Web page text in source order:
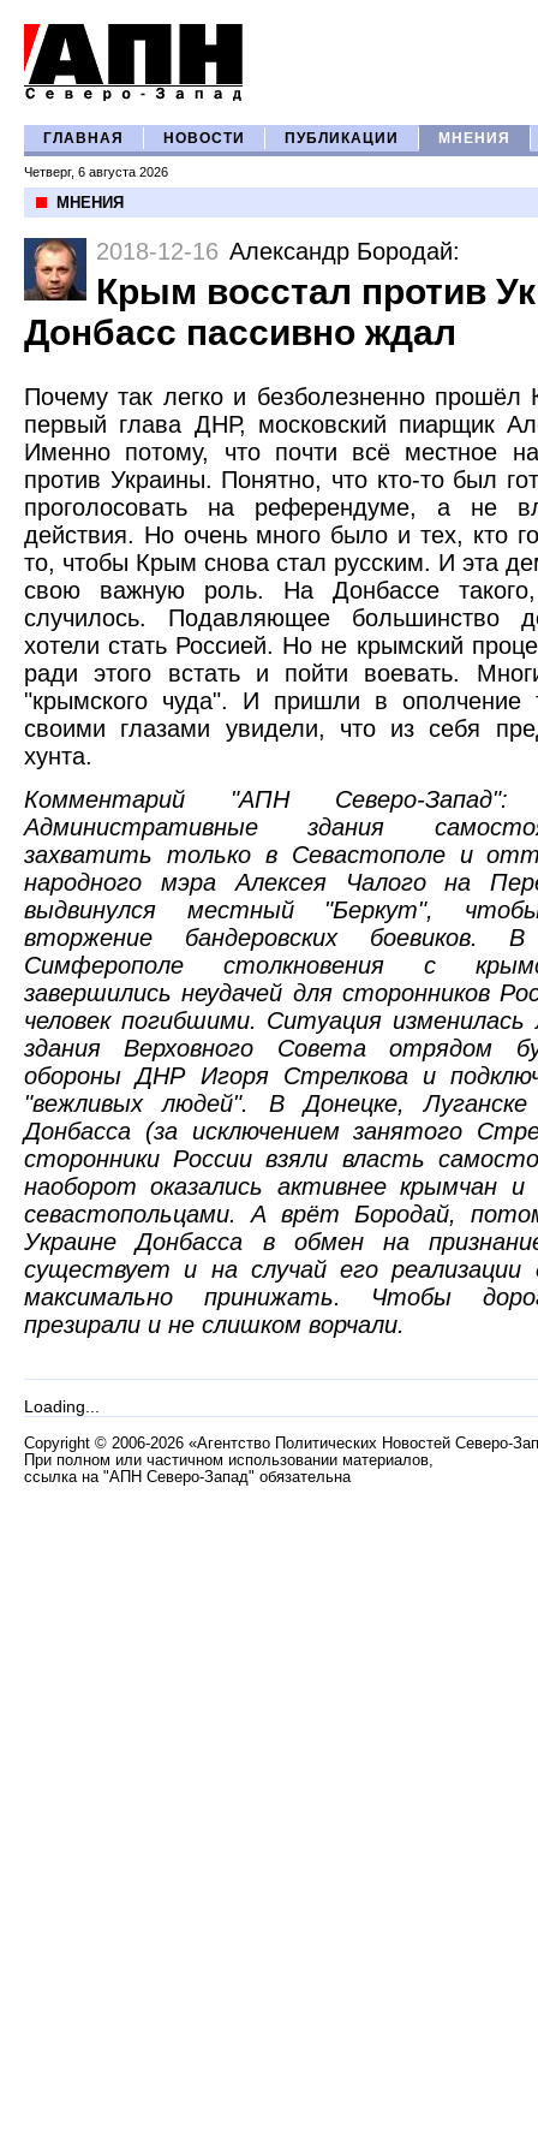
ГЛАВНАЯ НОВОСТИ ПУБЛИКАЦИИ МНЕНИЯ
Четверг, 6 августа 2026
МНЕНИЯ
2018-12-16 Александр Бородай:
Крым восстал против
Донбасс пассивно ждал
Почему так легко и безболезненно
первый глава ДНР, московский пиарщик
Именно потому, что почти всё местное
против Украины. Понятно, что кто-то был
проголосовать на референдуме, а не
действия. Но очень много было и тех, кто
то, чтобы Крым снова стал русским. И эта
свою важную роль. На Донбассе
случилось. Подавляющее большинство
хотели стать Россией. Но не крымский
ради этого встать и пойти воевать.
"крымского чуда". И пришли в ополчение
своими глазами увидели, что из себя
хунта.
Комментарий "АПН Северо-
Административные здания
захватить только в Севастополе и
народного мэра Алексея Чалого на
выдвинулся местный "Беркут",
вторжение бандеровских боевиков.
Симферополе столкновения с
завершились неудачей для сторонников
человек погибшими. Ситуация
здания Верховного Совета отрядом
обороны ДНР Игоря Стрелкова и
"вежливых людей". В Донецке,
Донбасса (за исключением занятого
сторонники России взяли власть
наоборот оказались активнее крымчан
севастопольцами. А врёт Бородай,
Украине Донбасса в обмен на
существует и на случай его реализации
максимально принижать. Чтобы
презирали и не слишком ворчали.
Loading...
Copyright © 2006-2026 «Агентство Политических Новостей Северо-
При полном или частичном использовании материалов,
ссылка на "АПН Северо-Запад" обязательна